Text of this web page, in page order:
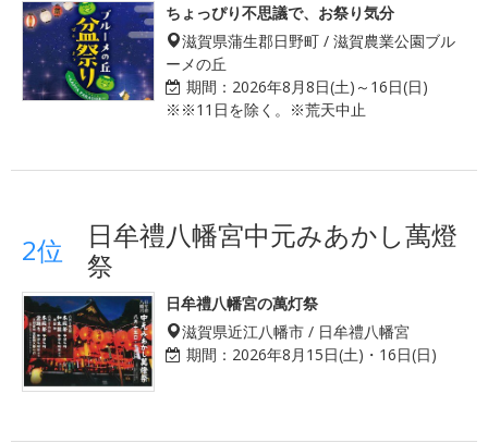
ちょっぴり不思議で、お祭り気分
滋賀県蒲生郡日野町 / 滋賀農業公園ブル
ーメの丘
期間： 2026年8月8日(土)～16日(日)
※※11日を除く。※荒天中止
2位
日牟禮八幡宮中元みあかし萬燈
祭
日牟禮八幡宮の萬灯祭
滋賀県近江八幡市 / 日牟禮八幡宮
期間： 2026年8月15日(土)・16日(日)